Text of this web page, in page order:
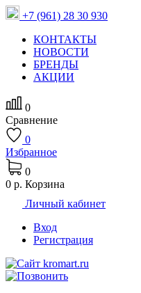
+7 (961) 28 30 930
КОНТАКТЫ
НОВОСТИ
БРЕНДЫ
АКЦИИ
0
Сравнение
0
Избранное
0
0 р. Корзина
Личный кабинет
Вход
Регистрация